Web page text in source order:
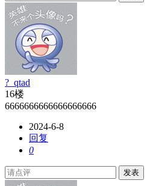
?_qtad
16楼
6666666666666666666
2024-6-8
回复
0
发表